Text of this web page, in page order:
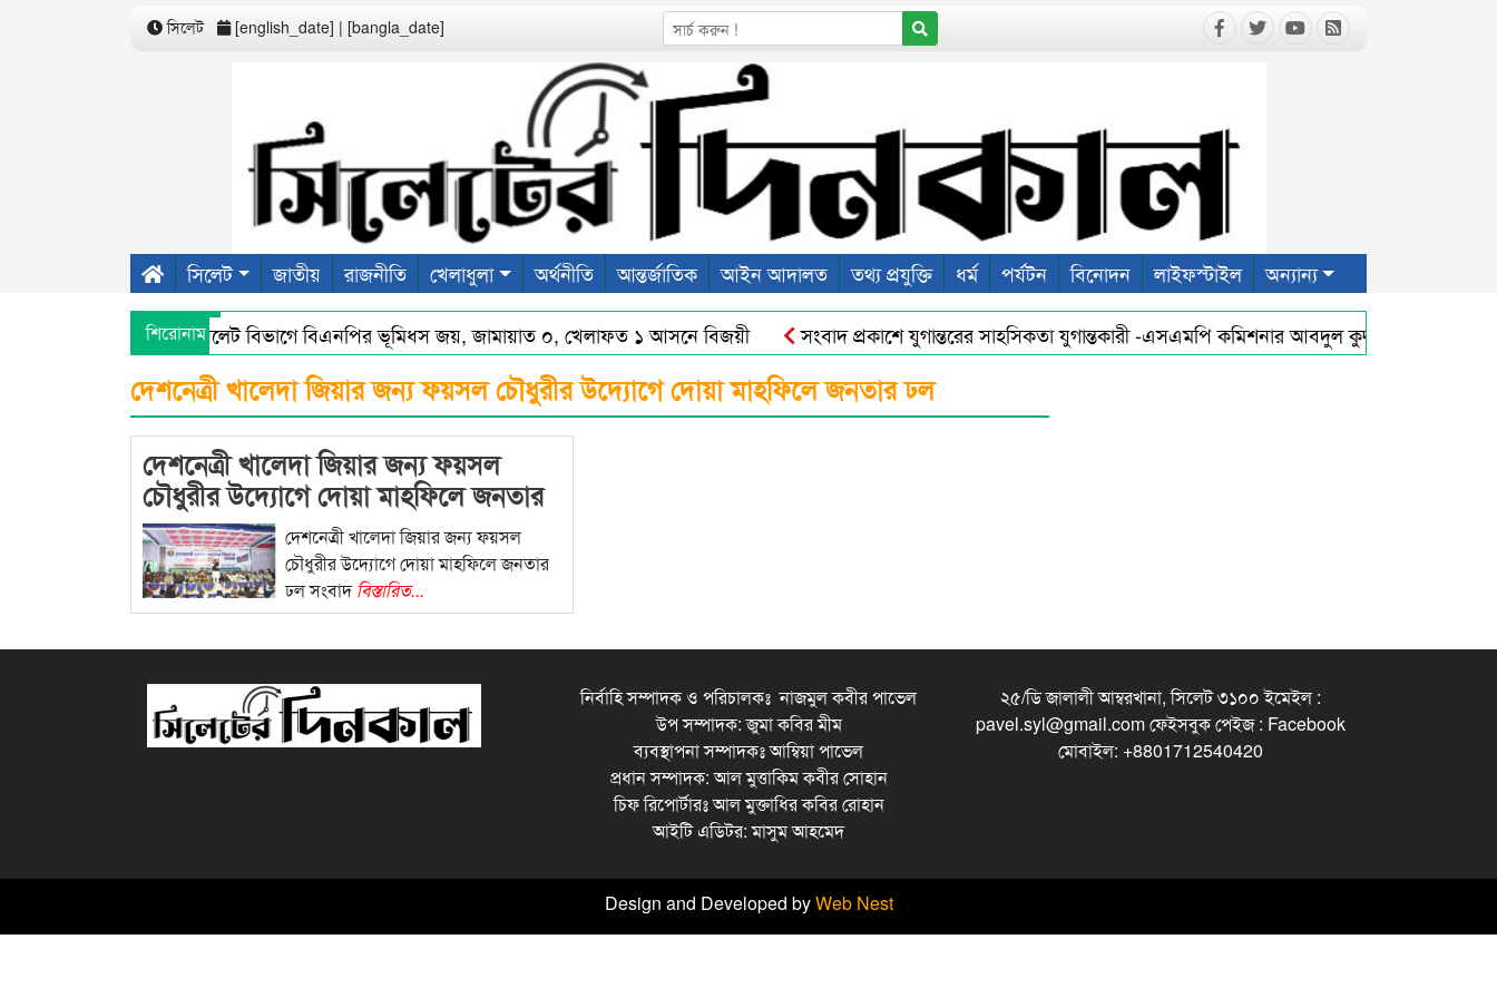
সিলেট [english_date] | [bangla_date]
সিলেট জাতীয় রাজনীতি খেলাধুলা অর্থনীতি আন্তর্জাতিক আইন আদালত তথ্য প্রযুক্তি ধর্ম পর্যটন বিনোদন লাইফস্টাইল অন্যান্য
শিরোনামসিলেট বিভাগে বিএনপির ভূমিধস জয়, জামায়াত ০, খেলাফত ১ আসনে বিজয়ী
সংবাদ প্রকাশে যুগান্তরের সাহসিকতা যুগান্তকারী -এসএমপি কমিশনার আবদুল কুদ্দুছ চৌধুরী পিপিএম
সিলেটে স্মার্ট পুলিশিংয়ে আইন-শৃঙ্খলায় স্বস্তি : শ’ত দিনে কমিশনারের অর্জন
শহীদ ওসমান হাদীর রুহের মাগফেরাত কামনায় সিলেট অনলাইন প্রেসক্লাবের দোয়া মাহফিল
দেশনেত্রী খালেদা জিয়ার জন্য ফয়সল চৌধুরীর উদ্যোগে দোয়া মাহফিলে জনতার ঢল
দেশনেত্রী খালেদা জিয়ার জন্য ফয়সল
চৌধুরীর উদ্যোগে দোয়া মাহফিলে জনতার
ঢল
দেশনেত্রী খালেদা জিয়ার জন্য ফয়সল
চৌধুরীর উদ্যোগে দোয়া মাহফিলে জনতার
ঢল সংবাদবিস্তারিত...
নির্বাহি সম্পাদক ও পরিচালকঃ নাজমুল কবীর পাভেল
উপ সম্পাদক: জুমা কবির মীম
ব্যবস্থাপনা সম্পাদকঃ আম্বিয়া পাভেল
প্রধান সম্পাদক: আল মুত্তাকিম কবীর সোহান
চিফ রিপোর্টারঃ আল মুক্তাধির কবির রোহান
আইটি এডিটর: মাসুম আহমেদ
২৫/ডি জালালী আম্বরখানা, সিলেট ৩১০০ ইমেইল :
pavel.syl@gmail.com ফেইসবুক পেইজ : Facebook
মোবাইল: +8801712540420
Design and Developed byWeb Nest